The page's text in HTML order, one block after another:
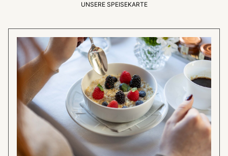
UNSERE SPEISEKARTE